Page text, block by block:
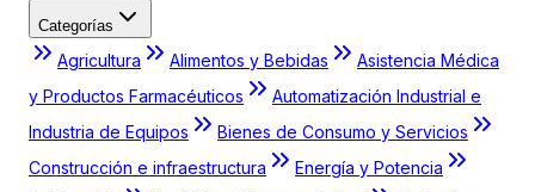
Categorías
Agricultura Alimentos y Bebidas
Asistencia Médica
y Productos Farmacéuticos
Automatización Industrial e
Industria de Equipos
Bienes de Consumo y Servicios
Construcción e infraestructura
Energía y Potencia